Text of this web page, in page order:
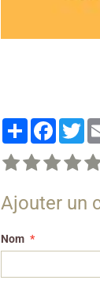
Partager
Ajouter un
Nom